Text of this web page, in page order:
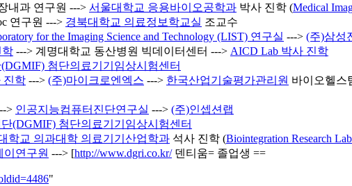
내과 연구원 ---> 서울대학교 응용바이오공학과 박사 진학 (Medical
연구원 ---> 경북대학교 의료정보학교실 조교수
for the Imaging Science and Technology (LIST) 연구실 ---> (주)삼성
학 ---> 계명대학교 동산병원 빅데이터센터 ---> AICD Lab 박사 진학
첨단의료기기임상시험센터
진학 ---> (주)마이크로엔엑스 ---> 한국산업기술평가관리원 바이오헬스
> 인공지능컴퓨터진단연구실 ---> (주)인셉션랩
(DGMIF) 첨단의료기기임상시험센터
학교 의과대학 의료기기산업학과 석사 진학 (Biointegration Research
이연구원 ---> [http://www.dgri.co.kr/덴티움= 졸업생 ==
"